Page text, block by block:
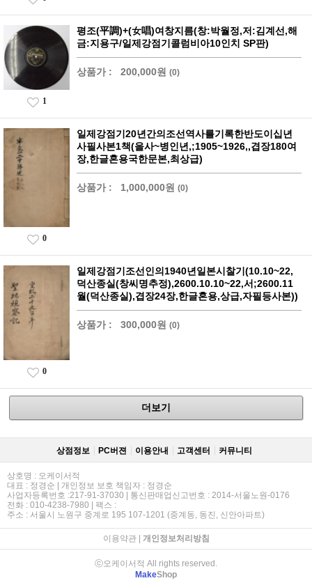
평조(平調)+(女唱)여창지름(창:박월정,저:김계선,해
금:지용구/일제강점기콜럼비아10인치 SP판)
상품가 : 200,000원 (0)
1
일제강점기20년간의조선역사를기록한반도이십년
사필사본1책(을사~병인년,;1905~1926,,겹장180여
장,한글혼용국한문본,최상급)
상품가 : 1,000,000원 (0)
0
일제강점기조선인의1940년일본시찰기(10.10~22,
덕산종실(창씨명추정),2600.10.10~22,서;2600.11
월(덕산종실),겹장24장,한글혼용,상급,자필등사본))
상품가 : 300,000원 (0)
0
더보기
상점정보 PC버젼 이용안내 고객센터 커뮤니티
상호명 : 오케이서적
대표 : 정경순 | 개인정보 보호 책임자 : 정경순
사업자등록번호 :217-91-37030 | 통신판매업신고번호 : 2014-서울노원-0176
전화 : 010-4238-7980 | 팩스 :
주소 : 서울시 노원구 중계로 195 107-1201 (중계동, 동진, 신안아파트)
이용약관| 개인정보처리방침
ⓒ오케이서적 All rights reserved.
MakeShop